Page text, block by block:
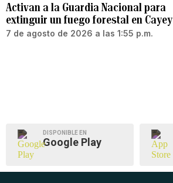
Activan a la Guardia Nacional para
extinguir un fuego forestal en Cayey
7 de agosto de 2026 a las 1:55 p.m.
DISPONIBLE EN
Google Play